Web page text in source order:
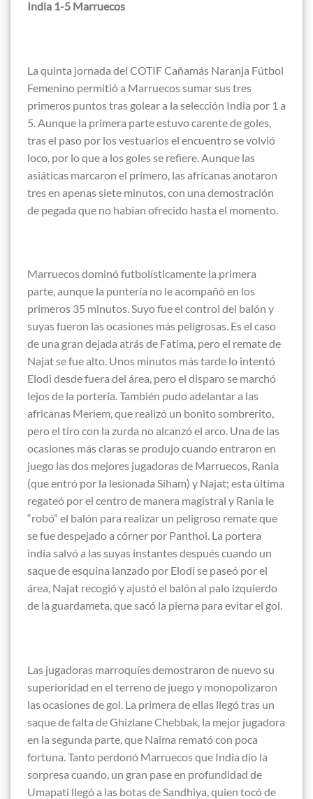
India 1-5 Marruecos
La quinta jornada del COTIF Cañamás Naranja Fútbol
Femenino permitió a Marruecos sumar sus tres
primeros puntos tras golear a la selección India por 1 a
5. Aunque la primera parte estuvo carente de goles,
tras el paso por los vestuarios el encuentro se volvió
loco, por lo que a los goles se refiere. Aunque las
asiáticas marcaron el primero, las africanas anotaron
tres en apenas siete minutos, con una demostración
de pegada que no habían ofrecido hasta el momento.
Marruecos dominó futbolísticamente la primera
parte, aunque la puntería no le acompañó en los
primeros 35 minutos. Suyo fue el control del balón y
suyas fueron las ocasiones más peligrosas. Es el caso
de una gran dejada atrás de Fatima, pero el remate de
Najat se fue alto. Unos minutos más tarde lo intentó
Elodi desde fuera del área, pero el disparo se marchó
lejos de la portería. También pudo adelantar a las
africanas Meriem, que realizó un bonito sombrerito,
pero el tiro con la zurda no alcanzó el arco. Una de las
ocasiones más claras se produjo cuando entraron en
juego las dos mejores jugadoras de Marruecos, Rania
(que entró por la lesionada Siham) y Najat; esta última
regateó por el centro de manera magistral y Rania le
“robó” el balón para realizar un peligroso remate que
se fue despejado a córner por Panthoi. La portera
india salvó a las suyas instantes después cuando un
saque de esquina lanzado por Elodi se paseó por el
área, Najat recogió y ajustó el balón al palo izquierdo
de la guardameta, que sacó la pierna para evitar el gol.
Las jugadoras marroquíes demostraron de nuevo su
superioridad en el terreno de juego y monopolizaron
las ocasiones de gol. La primera de ellas llegó tras un
saque de falta de Ghizlane Chebbak, la mejor jugadora
en la segunda parte, que Naima remató con poca
fortuna. Tanto perdonó Marruecos que India dio la
sorpresa cuando, un gran pase en profundidad de
Umapati llegó a las botas de Sandhiya, quien tocó de